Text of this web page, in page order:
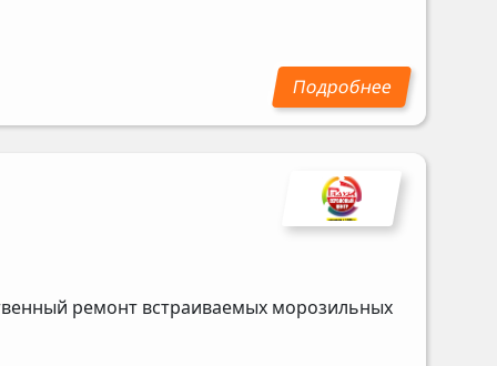
ремонт встраиваемых морозильных